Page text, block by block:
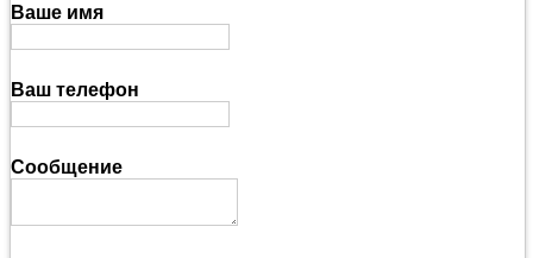
Ваше имя
Ваш телефон
Сообщение